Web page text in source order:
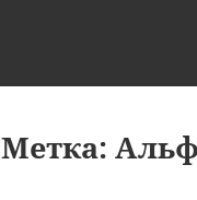
Метка: